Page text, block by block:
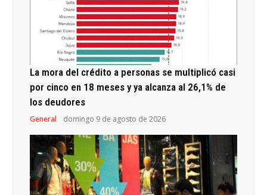
La mora del crédito a personas se multiplicó casi
por cinco en 18 meses y ya alcanza al 26,1% de
los deudores
General domingo 9 de agosto de 2026